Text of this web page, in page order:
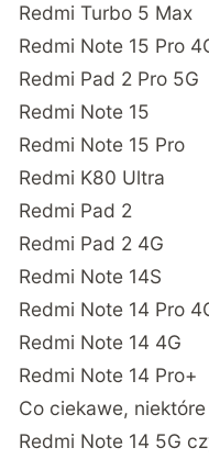
Redmi Turbo 5 Max
Redmi Note 15 Pro
Redmi Pad 2 Pro 5G
Redmi Note 15
Redmi Note 15 Pro
Redmi K80 Ultra
Redmi Pad 2
Redmi Pad 2 4G
Redmi Note 14S
Redmi Note 14 Pro
Redmi Note 14 4G
Redmi Note 14 Pro+
Co ciekawe,
Redmi Note 14 5G